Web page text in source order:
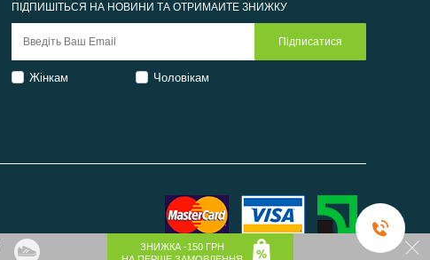
ПІДПИШІТЬСЯ НА НОВИНИ ТА ОТРИМАЙТЕ ЗНИЖКУ
Жінкам Чоловікам
ЗНИЖКА -150 ГРН